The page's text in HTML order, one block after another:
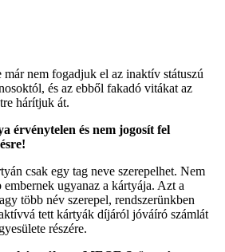
nem fogadjuk el az inaktív státuszú
és az ebből fakadó vitákat az
hárítjuk át.
érvénytelen és nem jogosít fel
csak egy tag neve szerepelhet. Nem
ugyanaz a kártyája. Azt a
több név szerepel, rendszerünkben
tett kártyák díjáról jóváíró számlát
részére.